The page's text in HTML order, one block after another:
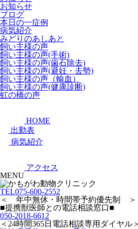
お知らせ
ブログ
本日の一症例
病気紹介
みどりのあしあと
飼い主様の声
飼い主様の声(手術)
飼い主様の声(歯石除去)
飼い主様の声(避妊・去勢)
飼い主様の声（輸血）
飼い主様の声(健康診断)
虹の橋の声
HOME
出勤表
病気紹介
アクセス
MENU
TEL075-600-2552
＜ 年中無休・時間帯予約優先制 ＞
■提携獣医師との電話相談窓口■
050-2018-6612
＜24時間365日電話相談専用ダイヤル＞